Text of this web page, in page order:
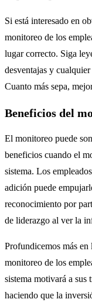
Si está interesado en
monitoreo de los
lugar correcto. Siga
desventajas y
Cuanto más sepa,
Beneficios del
El monitoreo puede
beneficios cuando el
sistema. Los
adición puede
reconocimiento por
de liderazgo al ver la
Profundicemos más en
monitoreo de los
sistema motivará a sus
haciendo que la